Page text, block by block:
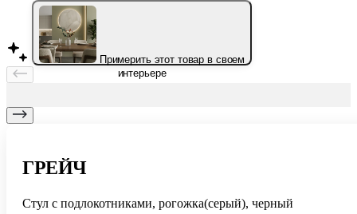
Примерить этот товар в своем
интерьере
ГРЕЙЧ
Стул с подлокотниками, рогожка(серый), черный